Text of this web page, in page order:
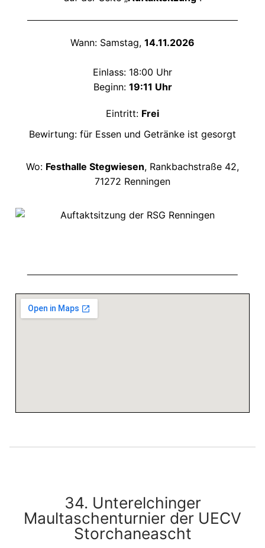
Wann: Samstag, 14.11.2026
Einlass: 18:00 Uhr
Beginn: 19:11 Uhr
Eintritt: Frei
Bewirtung: für Essen und Getränke ist gesorgt
Wo: Festhalle Stegwiesen, Rankbachstraße 42,
71272 Renningen
34. Unterelchinger
Maultaschenturnier der UECV
Storchaneascht